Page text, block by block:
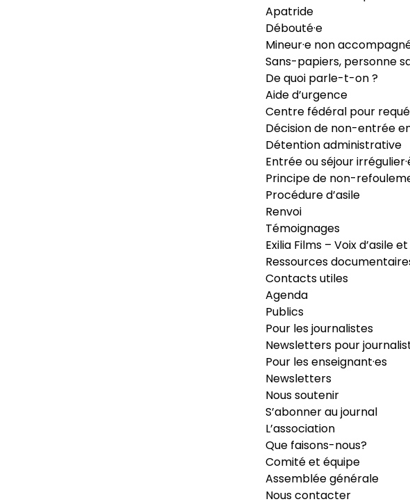
Apatride
Débouté·e
Mineur·e non
Sans-papiers, personne
De quoi parle-t-on ?
Aide d’urgence
Centre fédéral pour
Décision de non-entrée
Détention administrative
Entrée ou séjour
Principe de non-
Procédure d’asile
Renvoi
Témoignages
Exilia Films – Voix d’asile
Ressources
Contacts utiles
Agenda
Publics
Pour les journalistes
Newsletters pour
Pour les enseignant·es
Newsletters
Nous soutenir
S’abonner au journal
L’association
Que faisons-nous?
Comité et équipe
Assemblée générale
Nous contacter